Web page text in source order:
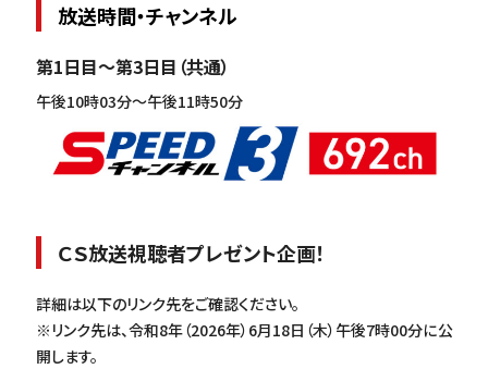
放送時間・チャンネル
第1日目～第3日目（共通）
午後10時03分～午後11時50分
ＣＳ放送視聴者プレゼント企画！
詳細は以下のリンク先をご確認ください。
※リンク先は、令和8年（2026年）6月18日（木）午後7時00分に公
開します。